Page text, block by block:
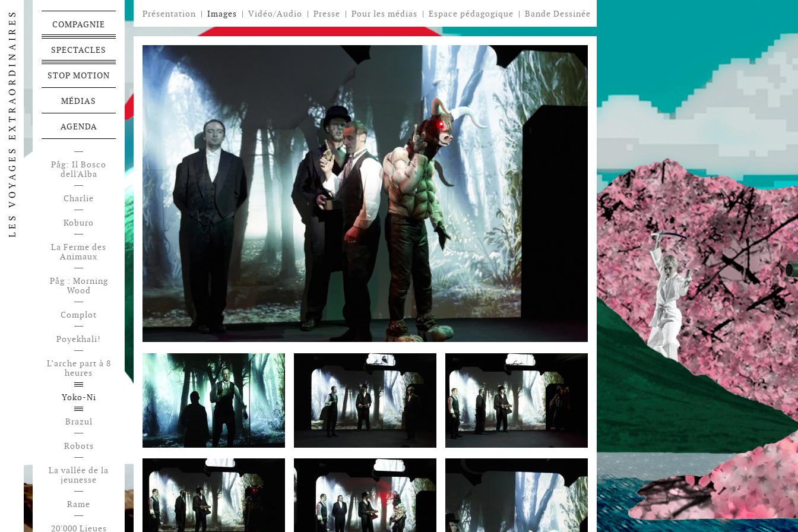
Présentation | Images | Vidéo/Audio | Presse | Pour les médias | Espace pédagogique | Bande Dessinée
COMPAGNIE
SPECTACLES
STOP MOTION
MÉDIAS
AGENDA
Påg: Il Bosco
dell'Alba
Charlie
Koburo
La Ferme des
Animaux
Påg : Morning
Wood
Complot
Poyekhali!
L’arche part à 8
heures
Yoko-Ni
Brazul
Robots
La vallée de la
jeunesse
Rame
20'000 Lieues
Festen
Voyage en
Pamukalie